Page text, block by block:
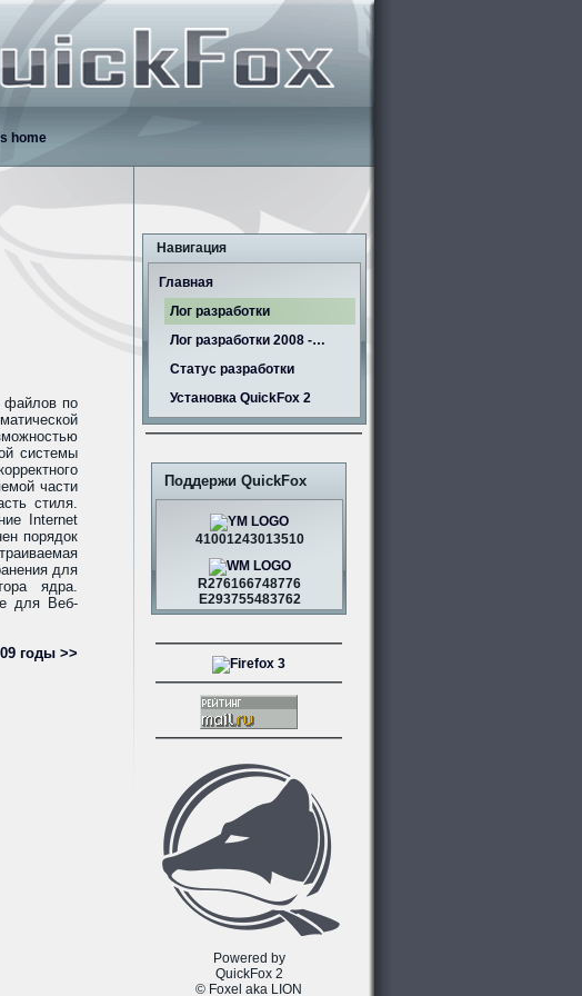
home
файлов по
системы
части
стиля.
Internet
порядок
для
ядра.
для Веб-
годы >>
Навигация
Главная
Лог разработки
Лог разработки 2008 -…
Статус разработки
Установка QuickFox 2
Поддержи QuickFox
41001243013510
R276166748776
E293755483762
Powered by
QuickFox 2
© Foxel aka LION